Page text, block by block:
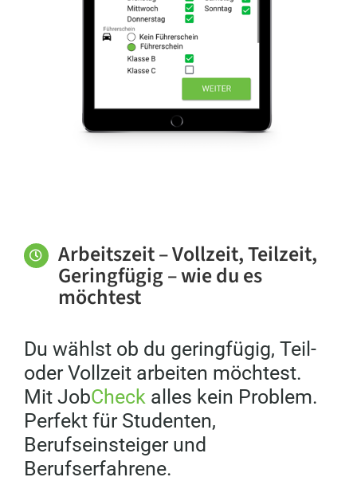
Arbeitszeit – Vollzeit, Teilzeit,
Geringfügig – wie du es
möchtest
Du wählst ob du geringfügig, Teil-
oder Vollzeit arbeiten möchtest.
Mit JobCheck alles kein Problem.
Perfekt für Studenten,
Berufseinsteiger und
Berufserfahrene.